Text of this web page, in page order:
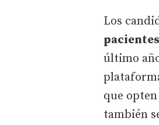
Los
pacientes
último
que
también